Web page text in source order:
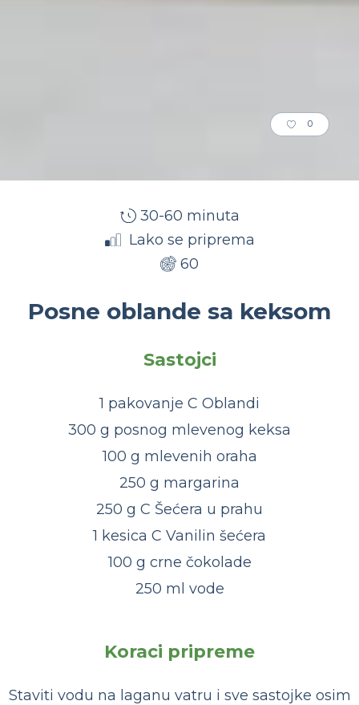
0
30-60 minuta
Lako se priprema
60
Posne oblande sa keksom
Sastojci
1 pakovanje C Oblandi
300 g posnog mlevenog keksa
100 g mlevenih oraha
250 g margarina
250 g C Šećera u prahu
1 kesica C Vanilin šećera
100 g crne čokolade
250 ml vode
Koraci pripreme
Staviti vodu na laganu vatru i sve sastojke osim